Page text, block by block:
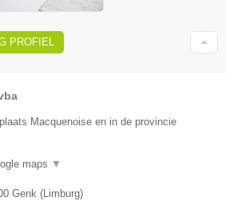
PROFIEL
Macquenoise en in de provincie
maps ▼
Genk (Limburg)